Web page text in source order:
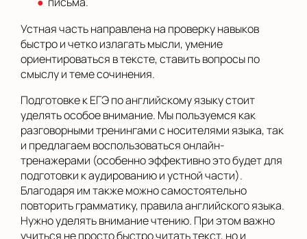
Устная часть направлена на проверку навыков
быстро и четко излагать мысли, умение
ориентироваться в тексте, ставить вопросы по
смыслу и теме сочинения.
Подготовке к ЕГЭ по английскому языку стоит
уделять особое внимание. Мы пользуемся как
разговорными тренингами с носителями языка, так
и предлагаем воспользоваться онлайн-
тренажерами (особенно эффективно это будет для
подготовки к аудированию и устной части).
Благодаря им также можно самостоятельно
повторить грамматику, правила английского языка.
Нужно уделять внимание чтению. При этом важно
учиться не просто быстро читать текст, но и